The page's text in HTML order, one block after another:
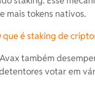
mais tokens nativos.
que é staking de
também
votar em